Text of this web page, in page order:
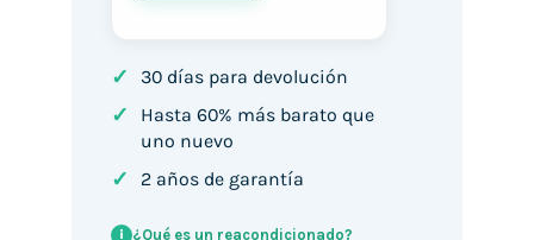
✓ 30 días para devolución
✓
Hasta 60% más barato que
uno nuevo
✓ 2 años de garantía
i ¿Qué es un reacondicionado?